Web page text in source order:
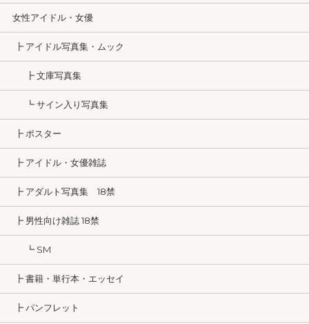
女性アイドル・女優
┣ アイドル写真集・ムック
┣ 文庫写真集
┗ サイン入り写真集
┣ ポスター
┣ アイドル・女優雑誌
┣ アダルト写真集 18禁
┣ 男性向け雑誌 18禁
┗ SM
┣ 書籍・単行本・エッセイ
┣ パンフレット